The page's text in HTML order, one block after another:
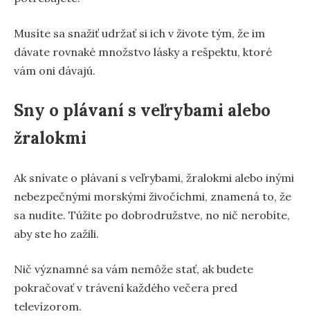
Musíte sa snažiť udržať si ich v živote tým, že im
dávate rovnaké množstvo lásky a rešpektu, ktoré
vám oni dávajú.
Sny o plávaní s veľrybami alebo
žralokmi
Ak snívate o plávaní s veľrybami, žralokmi alebo inými
nebezpečnými morskými živočíchmi, znamená to, že
sa nudíte. Túžite po dobrodružstve, no nič nerobíte,
aby ste ho zažili.
Nič významné sa vám nemôže stať, ak budete
pokračovať v trávení každého večera pred
televízorom.